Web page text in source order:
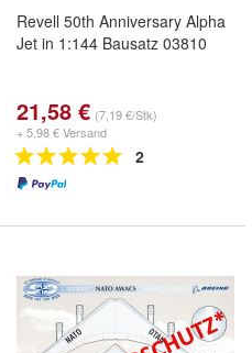
Revell 50th Anniversary Alpha
Jet in 1:144 Bausatz 03810
21,58 € (7,19 €/Stk)
+ 5,98 € Versand
2